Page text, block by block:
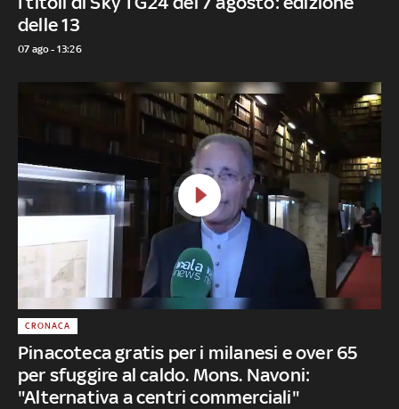
delle 13
07 ago - 13:26
Pinacoteca gratis per i milanesi e over 65
per sfuggire al caldo. Mons. Navoni:
"Alternativa a centri commerciali"
CRONACA